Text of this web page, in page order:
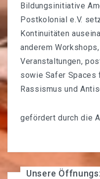
Bildungsinitiative
Postkolonial e.V.
Kontinuitäten
anderem
Veranstaltungen,
sowie Safer Spaces
Rassismus und
gefördert durch die
Unsere